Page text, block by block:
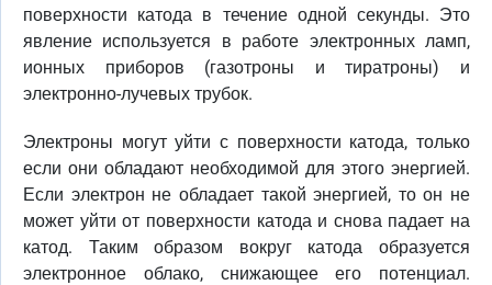
поверхности катода в течение одной секунды. Это
явление используется в работе электронных ламп,
ионных приборов (газотроны и тиратроны) и
электронно-лучевых трубок.
Электроны могут уйти с поверхности катода, только
если они обладают необходимой для этого энергией.
Если электрон не обладает такой энергией, то он не
может уйти от поверхности катода и снова падает на
катод. Таким образом вокруг катода образуется
электронное облако, снижающее его потенциал.